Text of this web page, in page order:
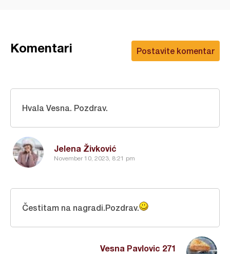
Postavite komentar
Komentari
Jelena Živković
November 10, 2023, 8:21 pm
Hvala Vesna. Pozdrav.
Vesna Pavlovic 271
Čestitam na nagradi.Pozdrav.